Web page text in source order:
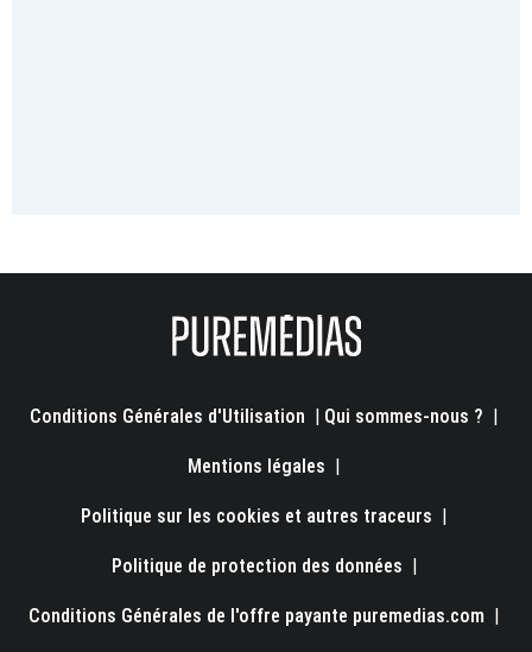
Conditions Générales d'Utilisation | Qui sommes-nous ? |
Mentions légales |
Politique sur les cookies et autres traceurs |
Politique de protection des données |
Conditions Générales de l'offre payante puremedias.com |